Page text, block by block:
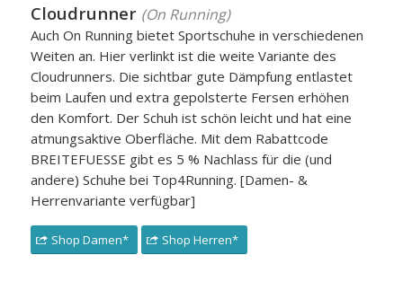
Cloudrunner (On Running)
Auch On Running bietet Sportschuhe in verschiedenen
Weiten an. Hier verlinkt ist die weite Variante des
Cloudrunners. Die sichtbar gute Dämpfung entlastet
beim Laufen und extra gepolsterte Fersen erhöhen
den Komfort. Der Schuh ist schön leicht und hat eine
atmungsaktive Oberfläche. Mit dem Rabattcode
BREITEFUESSE gibt es 5 % Nachlass für die (und
andere) Schuhe bei Top4Running. [Damen- &
Herrenvariante verfügbar]
Shop Damen* Shop Herren*